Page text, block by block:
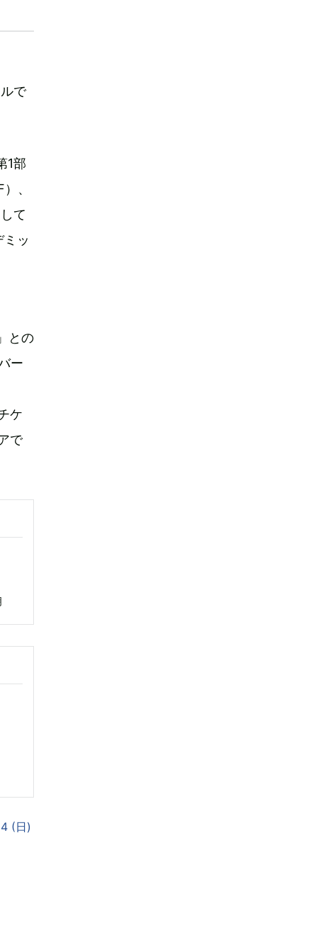
で
1部
、
て
ッ
との
ー
ケ
で
(日)